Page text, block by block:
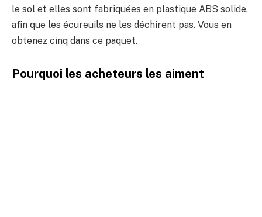
le sol et elles sont fabriquées en plastique ABS solide,
afin que les écureuils ne les déchirent pas. Vous en
obtenez cinq dans ce paquet.
Pourquoi les acheteurs les aiment